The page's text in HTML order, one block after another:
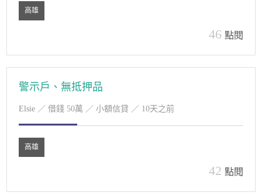
高雄
46 點閱
警示戶、無抵押品
Elsie ／ 借錢 50萬 ／ 小額信貸 ／ 10天之前
高雄
42 點閱